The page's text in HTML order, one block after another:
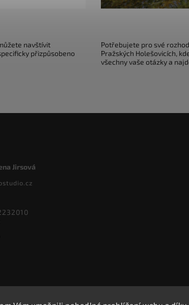
navštívit
přizpůsobeno
Potřebujete pro své
Pražských Holešovicích,
všechny vaše otázky a
Jirsová